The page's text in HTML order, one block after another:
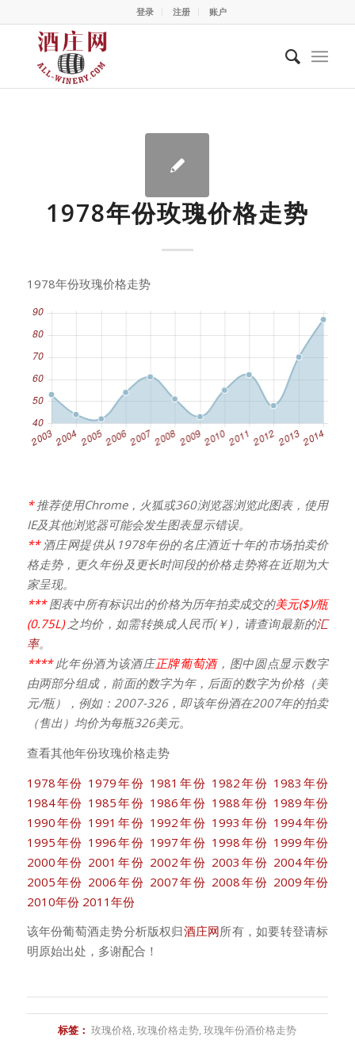
登录 注册 账户
1978年份玫瑰价格走势
1978年份玫瑰价格走势
*推荐使用Chrome，火狐或360浏览器浏览此图表，使用
IE及其他浏览器可能会发生图表显示错误。
** 酒庄网提供从1978年份的名庄酒近十年的市场拍卖价
格走势，更久年份及更长时间段的价格走势将在近期为大
家呈现。
***图表中所有标识出的价格为历年拍卖成交的美元($)/瓶
(0.75L)之均价，如需转换成人民币(￥)，请查询最新的汇
率。
****此年份酒为该酒庄正牌葡萄酒，图中圆点显示数字
由两部分组成，前面的数字为年，后面的数字为价格（美
元/瓶），例如：2007-326，即该年份酒在2007年的拍卖
（售出）均价为每瓶326美元。
查看其他年份玫瑰价格走势
1978年份 1979年份 1981年份 1982年份 1983年份
1984年份 1985年份 1986年份 1988年份 1989年份
1990年份 1991年份 1992年份 1993年份 1994年份
1995年份 1996年份 1997年份 1998年份 1999年份
2000年份 2001年份 2002年份 2003年份 2004年份
2005年份 2006年份 2007年份 2008年份 2009年份
2010年份 2011年份
该年份葡萄酒走势分析版权归酒庄网所有，如要转登请标
明原始出处，多谢配合！
标签： 玫瑰价格,玫瑰价格走势,玫瑰年份酒价格走势